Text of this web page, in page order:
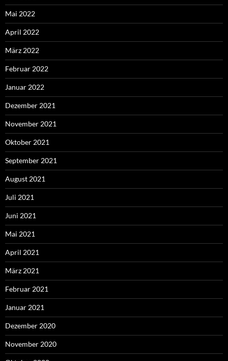
Mai 2022
April 2022
März 2022
Februar 2022
Januar 2022
Dezember 2021
November 2021
Oktober 2021
September 2021
August 2021
Juli 2021
Juni 2021
Mai 2021
April 2021
März 2021
Februar 2021
Januar 2021
Dezember 2020
November 2020